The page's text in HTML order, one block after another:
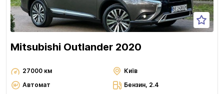
Mitsubishi Outlander 2020
27000 км
Київ
Автомат
Бензин, 2.4